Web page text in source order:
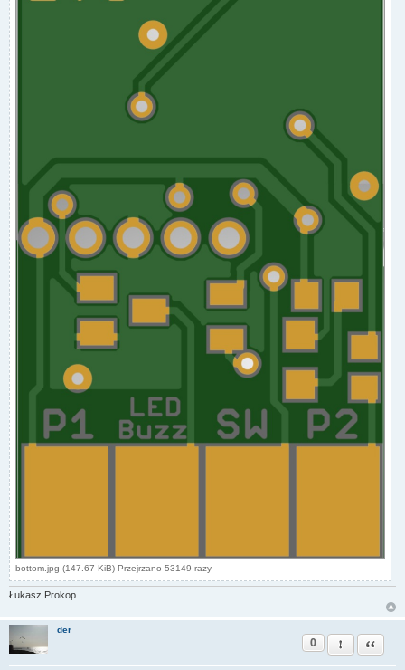
bottom.jpg (147.67 KiB) Przejrzano 53149 razy
Łukasz Prokop
der
0 Zgłoś ten post
Cytuj